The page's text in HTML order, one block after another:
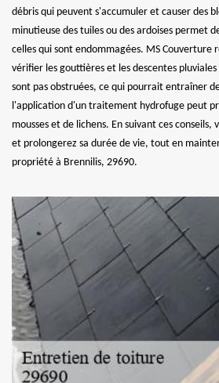
débris qui peuvent s'accumuler et causer des
minutieuse des tuiles ou des ardoises permet
celles qui sont endommagées. MS Couverture
vérifier les gouttières et les descentes
sont pas obstruées, ce qui pourrait entraîner
l'application d'un traitement hydrofuge peut
mousses et de lichens. En suivant ces
et prolongerez sa durée de vie, tout en
propriété à Brennilis, 29690.